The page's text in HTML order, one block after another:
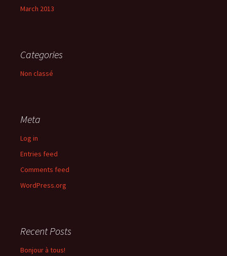
March 2013
Categories
Non classé
Meta
Log in
Entries feed
Comments feed
WordPress.org
Recent Posts
Bonjour à tous!